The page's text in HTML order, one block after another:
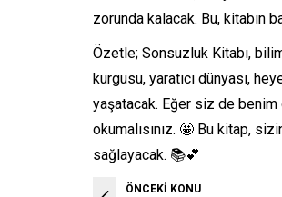
zorunda kalacak. Bu, kitabın
Özetle; Sonsuzluk Kitabı,
kurgusu, yaratıcı dünyası,
yaşatacak. Eğer siz de benim
okumalısınız. 🤩 Bu kitap,
sağlayacak. 📚💕
ÖNCEKİ KONU